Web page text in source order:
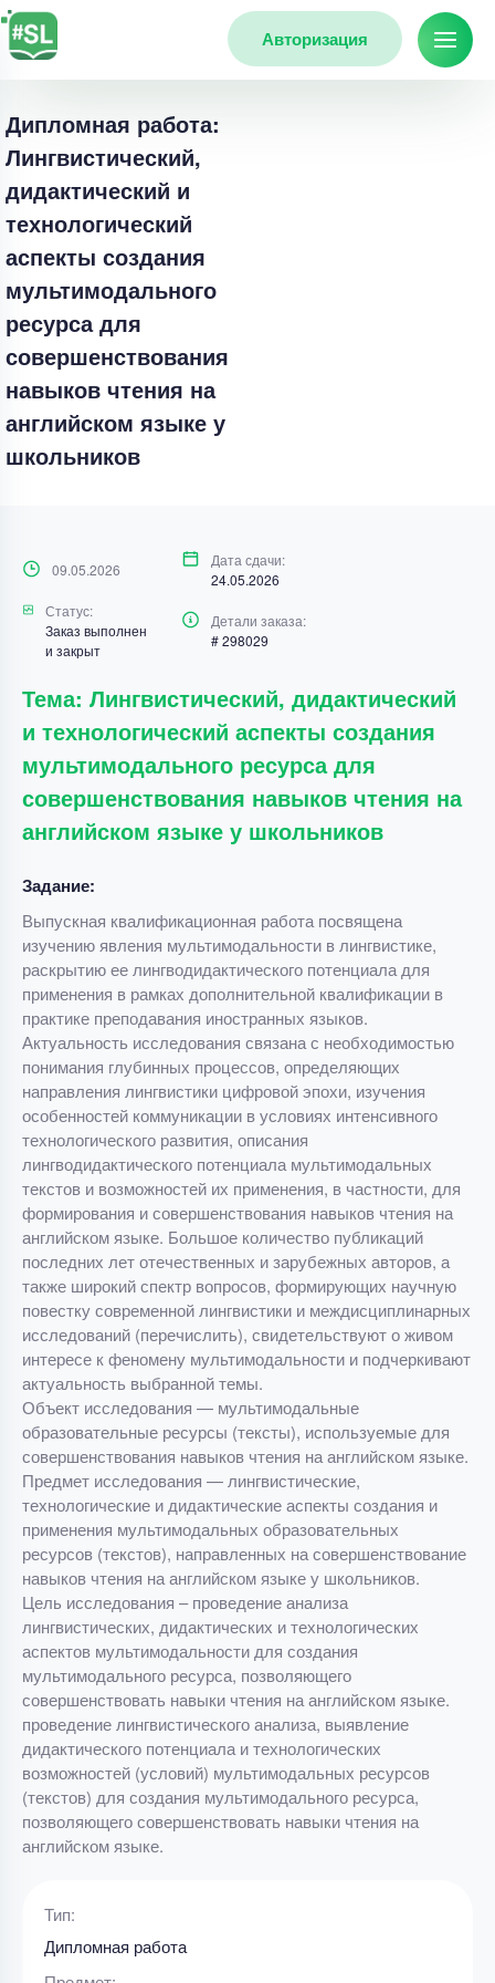
Авторизация
Дипломная работа:
Лингвистический,
дидактический и
технологический
аспекты создания
мультимодального
ресурса для
совершенствования
навыков чтения на
английском языке у
школьников
09.05.2026
Дата сдачи:
24.05.2026
Статус:
Заказ выполнен
и закрыт
Детали заказа:
# 298029
Тема: Лингвистический, дидактический
и технологический аспекты создания
мультимодального ресурса для
совершенствования навыков чтения на
английском языке у школьников
Задание:
Выпускная квалификационная работа посвящена
изучению явления мультимодальности в лингвистике,
раскрытию ее лингводидактического потенциала для
применения в рамках дополнительной квалификации в
практике преподавания иностранных языков.
Актуальность исследования связана с необходимостью
понимания глубинных процессов, определяющих
направления лингвистики цифровой эпохи, изучения
особенностей коммуникации в условиях интенсивного
технологического развития, описания
лингводидактического потенциала мультимодальных
текстов и возможностей их применения, в частности, для
формирования и совершенствования навыков чтения на
английском языке. Большое количество публикаций
последних лет отечественных и зарубежных авторов, а
также широкий спектр вопросов, формирующих научную
повестку современной лингвистики и междисциплинарных
исследований (перечислить), свидетельствуют о живом
интересе к феномену мультимодальности и подчеркивают
актуальность выбранной темы.
Объект исследования — мультимодальные
образовательные ресурсы (тексты), используемые для
совершенствования навыков чтения на английском языке.
Предмет исследования — лингвистические,
технологические и дидактические аспекты создания и
применения мультимодальных образовательных
ресурсов (текстов), направленных на совершенствование
навыков чтения на английском языке у школьников.
Цель исследования – проведение анализа
лингвистических, дидактических и технологических
аспектов мультимодальности для создания
мультимодального ресурса, позволяющего
совершенствовать навыки чтения на английском языке.
проведение лингвистического анализа, выявление
дидактического потенциала и технологических
возможностей (условий) мультимодальных ресурсов
(текстов) для создания мультимодального ресурса,
позволяющего совершенствовать навыки чтения на
английском языке.
Тип:
Дипломная работа